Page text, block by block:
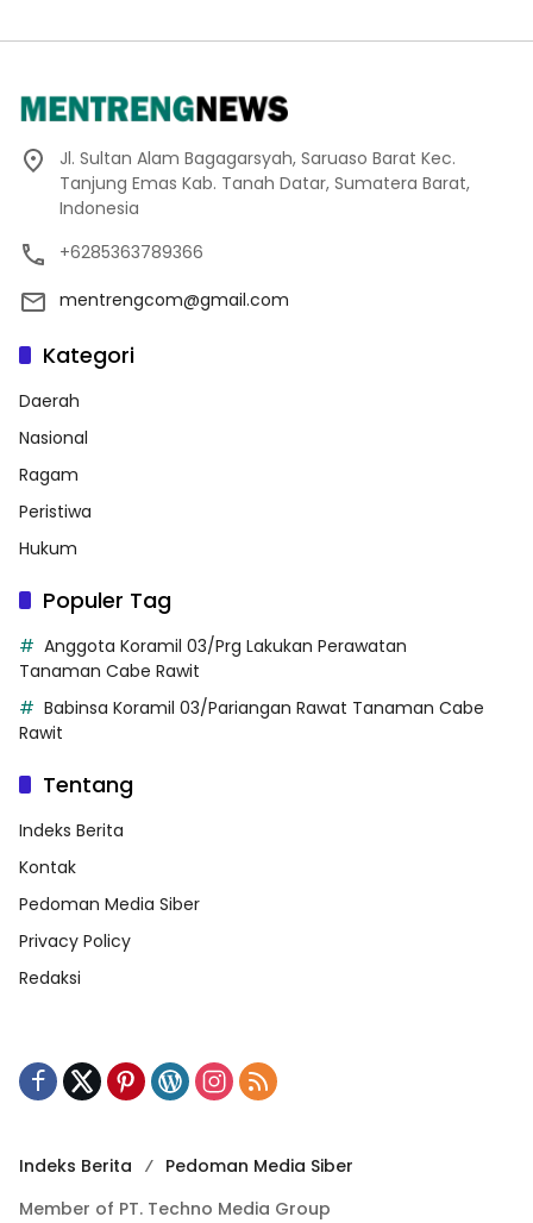
Jl. Sultan Alam Bagagarsyah, Saruaso Barat Kec.
Tanjung Emas Kab. Tanah Datar, Sumatera Barat,
Indonesia
+6285363789366
mentrengcom@gmail.com
Kategori
Daerah
Nasional
Ragam
Peristiwa
Hukum
Populer Tag
Anggota Koramil 03/Prg Lakukan Perawatan
Tanaman Cabe Rawit
Babinsa Koramil 03/Pariangan Rawat Tanaman Cabe
Rawit
Tentang
Indeks Berita
Kontak
Pedoman Media Siber
Privacy Policy
Redaksi
Indeks Berita
Pedoman Media Siber
Member of PT. Techno Media Group